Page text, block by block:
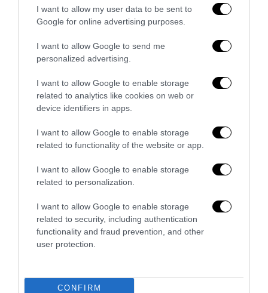
I want to allow my user data to be sent to
Google for online advertising purposes.
I want to allow Google to send me
personalized advertising.
I want to allow Google to enable storage
related to analytics like cookies on web or
device identifiers in apps.
I want to allow Google to enable storage
related to functionality of the website or app.
I want to allow Google to enable storage
related to personalization.
I want to allow Google to enable storage
related to security, including authentication
functionality and fraud prevention, and other
user protection.
CONFIRM
3 Agosto 2026
RFID e wearable tech: come la tecnologia sta
rivoluzionando la gestione degli eventi live
27 Luglio 2026